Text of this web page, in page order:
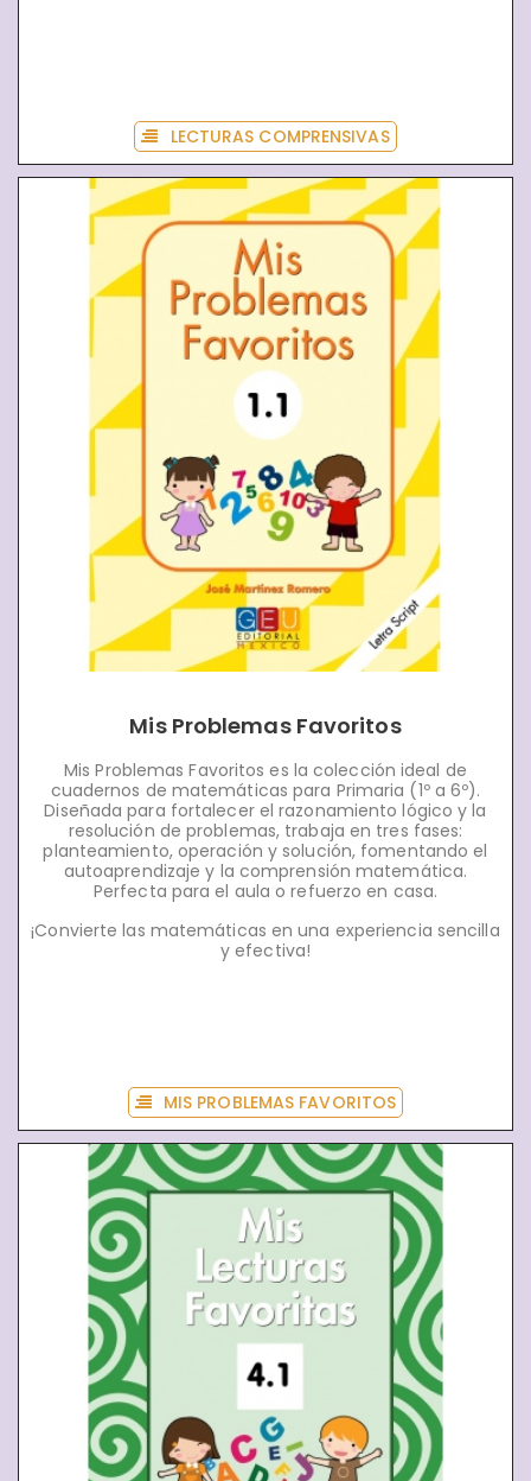
LECTURAS COMPRENSIVAS
Mis Problemas Favoritos
Mis Problemas Favoritos es la colección ideal de
cuadernos de matemáticas para Primaria (1º a 6º).
Diseñada para fortalecer el razonamiento lógico y la
resolución de problemas, trabaja en tres fases:
planteamiento, operación y solución, fomentando el
autoaprendizaje y la comprensión matemática.
Perfecta para el aula o refuerzo en casa.
¡Convierte las matemáticas en una experiencia sencilla
y efectiva!
MIS PROBLEMAS FAVORITOS